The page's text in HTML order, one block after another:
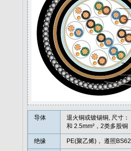
导体
退火铜或镀锡铜, 尺寸
和 2.5mm²，2类多股铜
绝缘 PE(聚乙烯)， 遵照